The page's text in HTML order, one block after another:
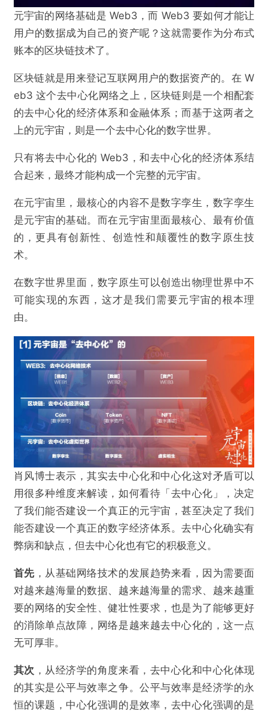
元宇宙的网络基础是 Web3，而 Web3 要如何才能让
用户的数据成为自己的资产呢？这就需要作为分布式
账本的区块链技术了。
区块链就是用来登记互联网用户的数据资产的。在 W
eb3 这个去中心化网络之上，区块链则是一个相配套
的去中心化的经济体系和金融体系；而基于这两者之
上的元宇宙，则是一个去中心化的数字世界。
只有将去中心化的 Web3，和去中心化的经济体系结
合起来，最终才能构成一个完整的元宇宙。
在元宇宙里，最核心的内容不是数字孪生，数字孪生
是元宇宙的基础。而在元宇宙里面最核心、最有价值
的，更具有创新性、创造性和颠覆性的数字原生技
术。
在数字世界里面，数字原生可以创造出物理世界中不
可能实现的东西，这才是我们需要元宇宙的根本理
由。
肖风博士表示，其实去中心化和中心化这对矛盾可以
用很多种维度来解读，如何看待「去中心化」，决定
了我们能否建设一个真正的元宇宙，甚至决定了我们
能否建设一个真正的数字经济体系。去中心化确实有
弊病和缺点，但去中心化也有它的积极意义。
首先，从基础网络技术的发展趋势来看，因为需要面
对越来越海量的数据、越来越海量的需求、越来越重
要的网络的安全性、健壮性要求，也是为了能够更好
的消除单点故障，网络是越来越去中心化的，这一点
无可厚非。
其次 ，从经济学的角度来看，去中心化和中心化体现
的其实是公平与效率之争。公平与效率是经济学的永
恒的课题，中心化强调的是效率，去中心化强调的是